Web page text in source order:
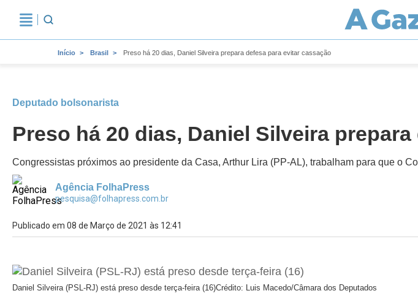
Início Brasil Preso há 20 dias, Daniel Silveira prepara defesa para evitar cassação
Deputado bolsonarista
Preso há 20 dias, Daniel Silveira
Congressistas próximos ao presidente da Casa, Arthur Lira (PP-AL), trabalham para que o
Agência FolhaPress
pesquisa@folhapress.com.br
Publicado em 08 de Março de 2021 às 12:41
Daniel Silveira (PSL-RJ) está preso desde terça-feira (16)Crédito: Luis Macedo/Câmara dos Deputados